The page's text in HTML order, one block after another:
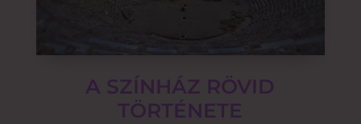
A SZÍNHÁZ RÖVID
TÖRTÉNETE